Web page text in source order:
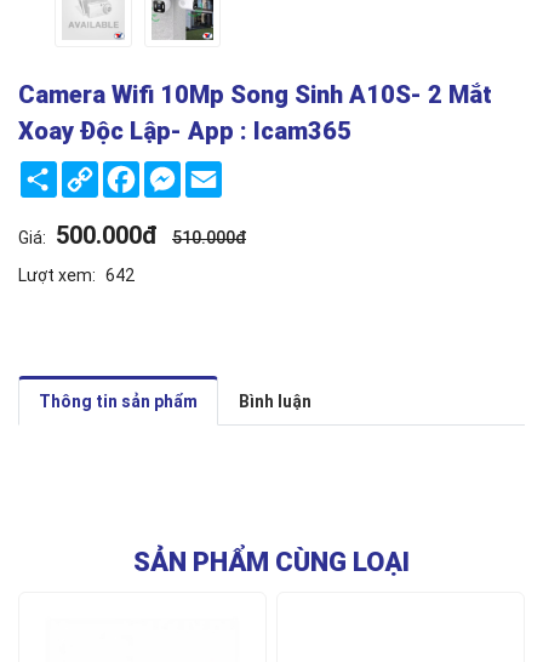
Camera Wifi 10Mp Song Sinh A10S- 2 Mắt
Xoay Độc Lập- App : Icam365
Share
Copy
Link
FacebookMessenger
Giá: 500.000đ
510.000đ
Lượt xem: 642
Thông tin sản phẩm Bình luận
SẢN PHẨM CÙNG LOẠI